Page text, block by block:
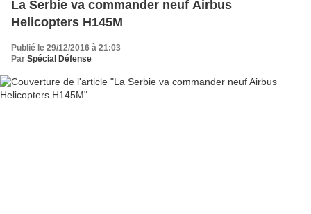
La Serbie va commander neuf Airbus
Helicopters H145M
Publié le 29/12/2016 à 21:03
Par Spécial Défense